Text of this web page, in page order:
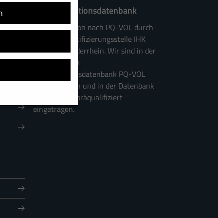
und
Präqualifikationsdatenbank
Präqualifikation nach PQ-VOL durch
die NRW-Zertifizierungsstelle IHK
Mittlerer Niederrhein. Wir sind in der
bundesweiten
Zertifizierungsdatenbank PQ-VOL
aufgenommen und in der Datenbank
pq-vol.de als präqualifiziert
eingetragen.
während andere uns
(z. B. IP-
geben oder